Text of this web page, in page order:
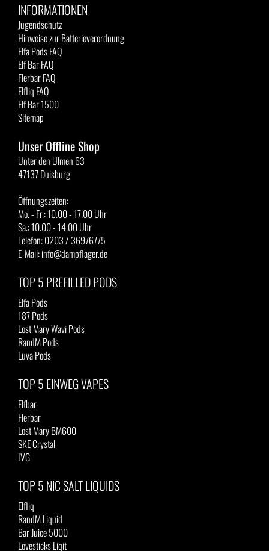
INFORMATIONEN
Jugendschutz
Hinweise zur Batterieverordnung
Elfa Pods FAQ
Elf Bar FAQ
Flerbar FAQ
Elfliq FAQ
Elf Bar 1500
Sitemap
Unser Offline Shop
Unter den Ulmen 63
47137 Duisburg
Öffnungszeiten:
Mo. - Fr.: 10.00 - 17.00 Uhr
Sa.: 10.00 - 14.00 Uhr
Telefon: 0203 / 36976775
E-Mail: info@dampflager.de
TOP 5 PREFILLED PODS
Elfa Pods
187 Pods
Lost Mary Wavi Pods
RandM Pods
Luva Pods
TOP 5 EINWEG VAPES
Elfbar
Flerbar
Lost Mary BM600
SKE Crystal
IVG
TOP 5 NIC SALT LIQUIDS
Elfliq
RandM Liquid
Bar Juice 5000
Lovesticks Liqit